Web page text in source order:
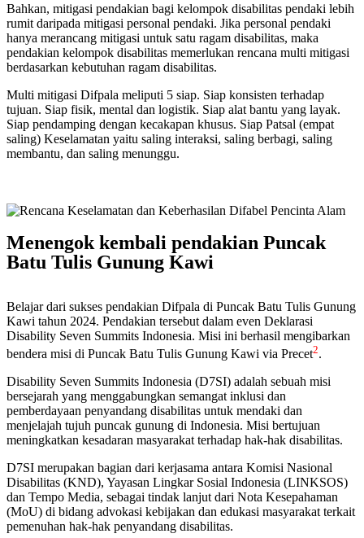
Bahkan, mitigasi pendakian bagi kelompok disabilitas pendaki lebih
rumit daripada mitigasi personal pendaki. Jika personal pendaki
hanya merancang mitigasi untuk satu ragam disabilitas, maka
pendakian kelompok disabilitas memerlukan rencana multi mitigasi
berdasarkan kebutuhan ragam disabilitas.
Multi mitigasi Difpala meliputi 5 siap. Siap konsisten terhadap
tujuan. Siap fisik, mental dan logistik. Siap alat bantu yang layak.
Siap pendamping dengan kecakapan khusus. Siap Patsal (empat
saling) Keselamatan yaitu saling interaksi, saling berbagi, saling
membantu, dan saling menunggu.
Menengok kembali pendakian Puncak
Batu Tulis Gunung Kawi
Belajar dari sukses pendakian Difpala di Puncak Batu Tulis Gunung
Kawi tahun 2024. Pendakian tersebut dalam even Deklarasi
Disability Seven Summits Indonesia. Misi ini berhasil mengibarkan
bendera misi di Puncak Batu Tulis Gunung Kawi via Precet2.
Disability Seven Summits Indonesia (D7SI) adalah sebuah misi
bersejarah yang menggabungkan semangat inklusi dan
pemberdayaan penyandang disabilitas untuk mendaki dan
menjelajah tujuh puncak gunung di Indonesia. Misi bertujuan
meningkatkan kesadaran masyarakat terhadap hak-hak disabilitas.
D7SI merupakan bagian dari kerjasama antara Komisi Nasional
Disabilitas (KND), Yayasan Lingkar Sosial Indonesia (LINKSOS)
dan Tempo Media, sebagai tindak lanjut dari Nota Kesepahaman
(MoU) di bidang advokasi kebijakan dan edukasi masyarakat terkait
pemenuhan hak-hak penyandang disabilitas.